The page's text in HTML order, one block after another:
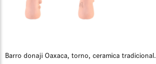
Barro donaji Oaxaca, torno, ceramica tradicional.